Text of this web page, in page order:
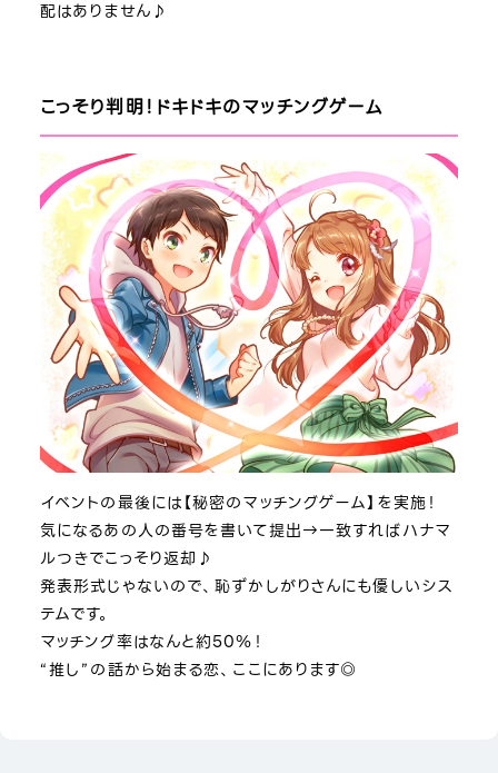
配はありません♪
こっそり判明！ドキドキのマッチングゲーム
イベントの最後には【秘密のマッチングゲーム】を実施！
気になるあの人の番号を書いて提出→一致すればハナマ
ルつきでこっそり返却♪
発表形式じゃないので、恥ずかしがりさんにも優しいシス
テムです。
マッチング率はなんと約50％！
“推し”の話から始まる恋、ここにあります◎